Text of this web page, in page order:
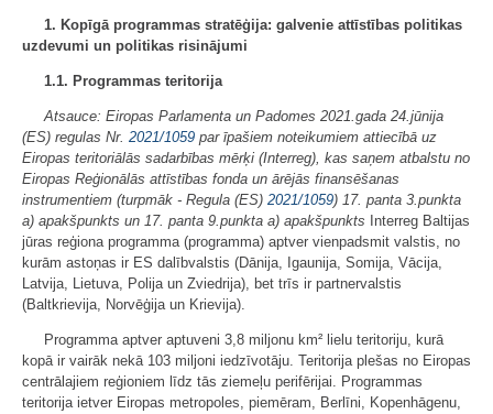
1. Kopīgā programmas stratēģija: galvenie attīstības politikas
uzdevumi un politikas risinājumi
1.1. Programmas teritorija
Atsauce: Eiropas Parlamenta un Padomes 2021.gada 24.jūnija
(ES) regulas Nr. 2021/1059 par īpašiem noteikumiem attiecībā uz
Eiropas teritoriālās sadarbības mērķi (Interreg), kas saņem atbalstu no
Eiropas Reģionālās attīstības fonda un ārējās finansēšanas
instrumentiem (turpmāk - Regula (ES) 2021/1059) 17. panta 3.punkta
a) apakšpunkts un 17. panta 9.punkta a) apakšpunkts Interreg Baltijas
jūras reģiona programma (programma) aptver vienpadsmit valstis, no
kurām astoņas ir ES dalībvalstis (Dānija, Igaunija, Somija, Vācija,
Latvija, Lietuva, Polija un Zviedrija), bet trīs ir partnervalstis
(Baltkrievija, Norvēģija un Krievija).
Programma aptver aptuveni 3,8 miljonu km² lielu teritoriju, kurā
kopā ir vairāk nekā 103 miljoni iedzīvotāju. Teritorija plešas no Eiropas
centrālajiem reģioniem līdz tās ziemeļu perifērijai. Programmas
teritorija ietver Eiropas metropoles, piemēram, Berlīni, Kopenhāgenu,